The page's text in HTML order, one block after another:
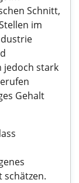
Schnitt,
im
jedoch stark
Gehalt
schätzen.